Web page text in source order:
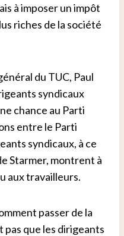
à imposer un impôt
riches de la société
du TUC, Paul
syndicaux
chance au Parti
entre le Parti
syndicaux, à ce
Starmer, montrent à
aux travailleurs.
passer de la
pas que les dirigeants